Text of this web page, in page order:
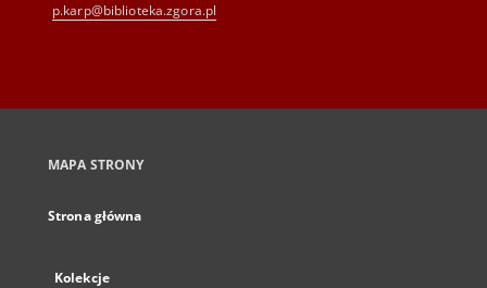
p.karp@biblioteka.zgora.pl
MAPA STRONY
Strona główna
Kolekcje